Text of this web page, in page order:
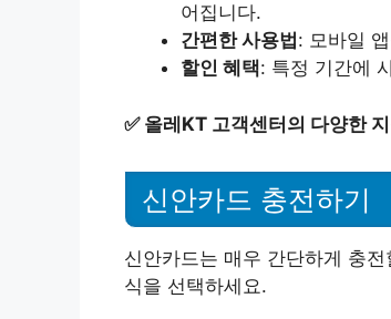
어집니다.
간편한 사용법 : 모바일
할인 혜택: 특정 기간에
✅ 올레KT 고객센터의 다양한
신안카드 충전하기
신안카드는 매우 간단하게 충
식을 선택하세요.